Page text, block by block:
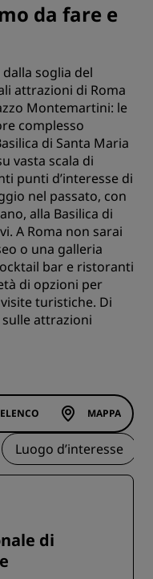
da fare e
soglia del
attrazioni di Roma
Montemartini: le
complesso
di Santa Maria
vasta scala di
punti d’interesse di
nel passato, con
alla Basilica di
A Roma non sarai
o una galleria
bar e ristoranti
di opzioni per
turistiche. Di
attrazioni
Luogo d’interesse
ELENCO MAPPA
di